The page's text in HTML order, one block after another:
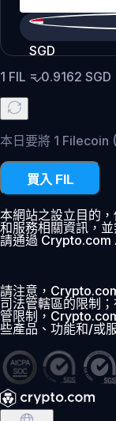
SGD
1 FIL =0.9162 SGD
本日要將 1 Filecoin
買入 FIL
本網站之設立目的
和服務相關資訊，
請通過 Crypto.com
請注意，
司法管轄區的限制
管限制，
些產品、功能和/或